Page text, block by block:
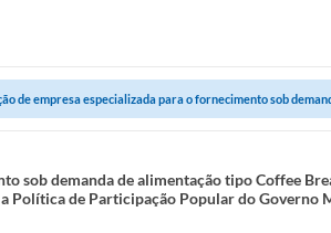
de empresa especializada para o fornecimento sob
sob demanda de alimentação tipo Coffee
Política de Participação Popular do